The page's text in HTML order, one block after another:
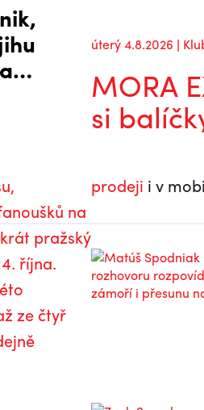
úterý 4.8.2026 |
MORA
si
na
pražský
října.
ze čtyř
prodeji i v